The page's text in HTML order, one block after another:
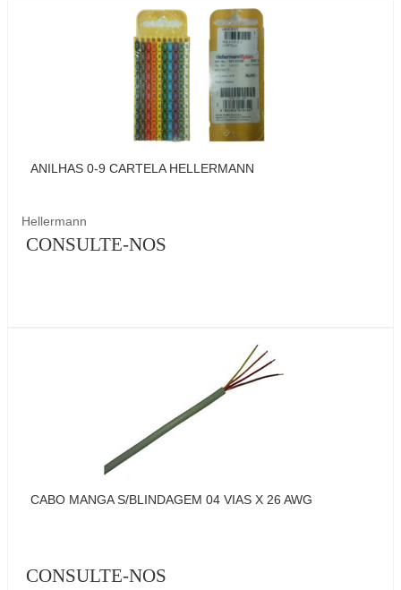
ANILHAS 0-9 CARTELA HELLERMANN
Hellermann
CONSULTE-NOS
CABO MANGA S/BLINDAGEM 04 VIAS X 26 AWG
CONSULTE-NOS